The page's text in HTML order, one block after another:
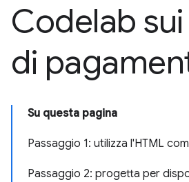
Codelab
di
Su questa pagina
Passaggio 1: utilizza l'HTML
Passaggio 2: progetta per